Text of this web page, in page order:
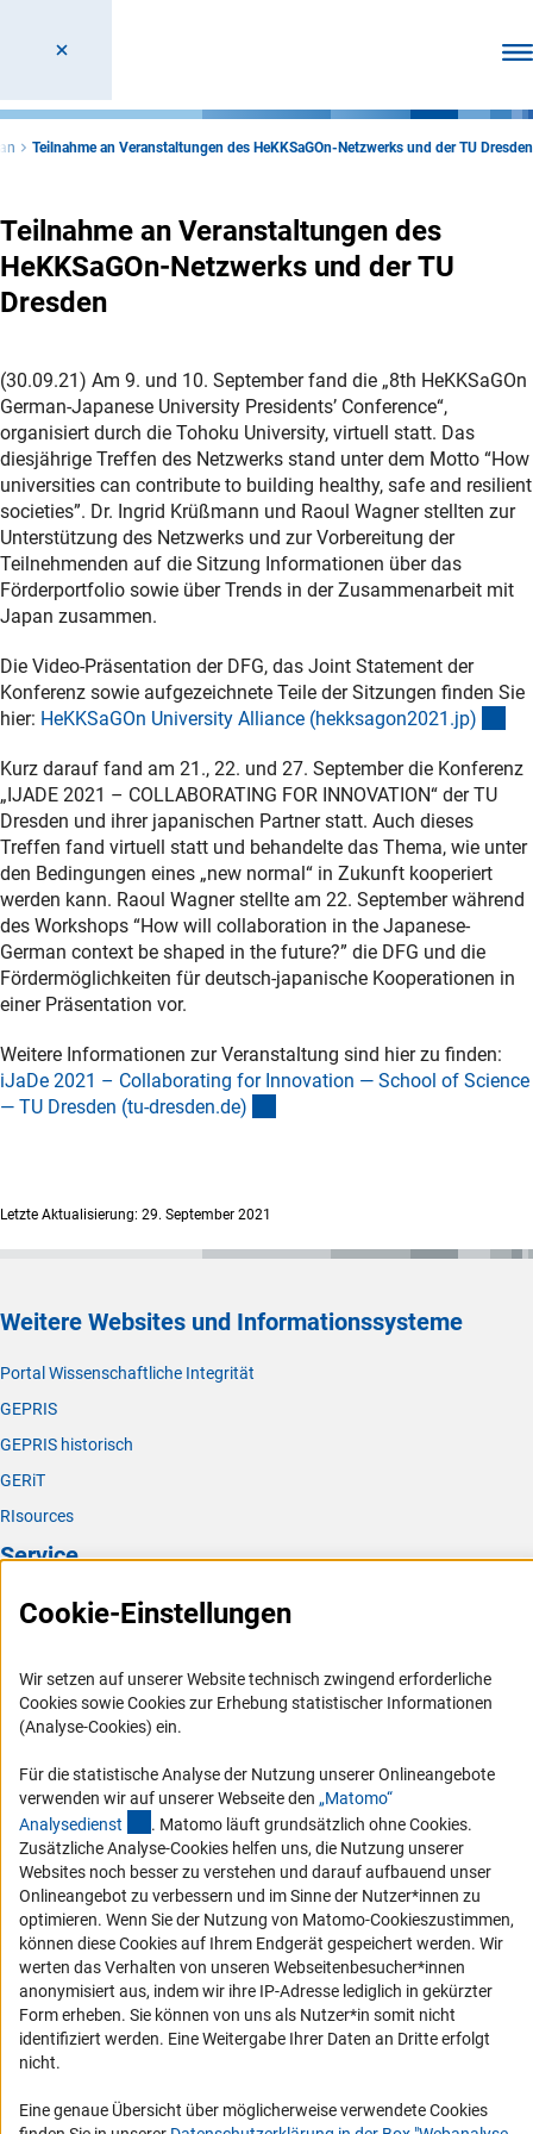
Teilnahme an Veranstaltungen des HeKKSaGOn-Netzwerks und der TU Dresden
Teilnahme an Veranstaltungen des
HeKKSaGOn-Netzwerks und der TU
Dresden
(30.09.21) Am 9. und 10. September fand die „8th HeKKSaGOn
German-Japanese University Presidents’ Conference“,
organisiert durch die Tohoku University, virtuell statt. Das
diesjährige Treffen des Netzwerks stand unter dem Motto “How
universities can contribute to building healthy, safe and resilient
societies”. Dr. Ingrid Krüßmann und Raoul Wagner stellten zur
Unterstützung des Netzwerks und zur Vorbereitung der
Teilnehmenden auf die Sitzung Informationen über das
Förderportfolio sowie über Trends in der Zusammenarbeit mit
Japan zusammen.
Die Video-Präsentation der DFG, das Joint Statement der
Konferenz sowie aufgezeichnete Teile der Sitzungen finden Sie
hier: HeKKSaGOn University Alliance (hekksagon2021.jp)
Kurz darauf fand am 21., 22. und 27. September die Konferenz
„IJADE 2021 – COLLABORATING FOR INNOVATION“ der TU
Dresden und ihrer japanischen Partner statt. Auch dieses
Treffen fand virtuell statt und behandelte das Thema, wie unter
den Bedingungen eines „new normal“ in Zukunft kooperiert
werden kann. Raoul Wagner stellte am 22. September während
des Workshops “How will collaboration in the Japanese-
German context be shaped in the future?” die DFG und die
Fördermöglichkeiten für deutsch-japanische Kooperationen in
einer Präsentation vor.
Weitere Informationen zur Veranstaltung sind hier zu finden:
iJaDe 2021 – Collaborating for Innovation — School of Science
— TU Dresden (tu-dresden.de)
Letzte Aktualisierung: 29. September 2021
Weitere Websites und Informationssysteme
Portal Wissenschaftliche Integrität
GEPRIS
GEPRIS historisch
GERiT
RIsources
Service
Presse
Karriere
Logo und Corporate Design
Compliance
Vergabeverfahren
Barrierefreiheit
Service und Informationen für Menschen mit Behinderungen
Erklärung zur Barrierefreiheit
Barriere melden
DFG-aktuell
Erhalten Sie Neuigkeiten aus der DFG direkt in Ihr Mailpostfach oder
schauen Sie sich die Ausgaben online an.
Cookie-Einstellungen
Wir setzen auf unserer Website technisch zwingend erforderliche
Cookies sowie Cookies zur Erhebung statistischer Informationen
(Analyse-Cookies) ein.
Für die statistische Analyse der Nutzung unserer Onlineangebote
verwenden wir auf unserer Webseite den „Matomo“
Analysedienst (externer Link)
. Matomo läuft grundsätzlich ohne Cookies.
Zusätzliche Analyse-Cookies helfen uns, die Nutzung unserer
Websites noch besser zu verstehen und darauf aufbauend unser
Onlineangebot zu verbessern und im Sinne der Nutzer*innen zu
optimieren. Wenn Sie der Nutzung von Matomo-Cookieszustimmen,
können diese Cookies auf Ihrem Endgerät gespeichert werden. Wir
werten das Verhalten von unseren Webseitenbesucher*innen
anonymisiert aus, indem wir ihre IP-Adresse lediglich in gekürzter
Form erheben. Sie können von uns als Nutzer*in somit nicht
identifiziert werden. Eine Weitergabe Ihrer Daten an Dritte erfolgt
nicht.
Eine genaue Übersicht über möglicherweise verwendete Cookies